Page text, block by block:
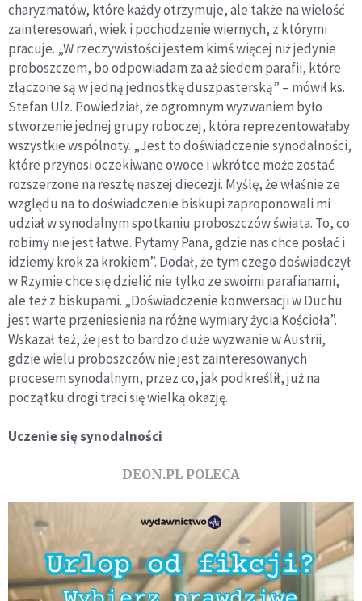
charyzmatów, które każdy otrzymuje, ale także na wielość
zainteresowań, wiek i pochodzenie wiernych, z którymi
pracuje. „W rzeczywistości jestem kimś więcej niż jedynie
proboszczem, bo odpowiadam za aż siedem parafii, które
złączone są w jedną jednostkę duszpasterską” – mówił ks.
Stefan Ulz. Powiedział, że ogromnym wyzwaniem było
stworzenie jednej grupy roboczej, która reprezentowałaby
wszystkie wspólnoty. „Jest to doświadczenie synodalności,
które przynosi oczekiwane owoce i wkrótce może zostać
rozszerzone na resztę naszej diecezji. Myślę, że właśnie ze
względu na to doświadczenie biskupi zaproponowali mi
udział w synodalnym spotkaniu proboszczów świata. To, co
robimy nie jest łatwe. Pytamy Pana, gdzie nas chce posłać i
idziemy krok za krokiem”. Dodał, że tym czego doświadczył
w Rzymie chce się dzielić nie tylko ze swoimi parafianami,
ale też z biskupami. „Doświadczenie konwersacji w Duchu
jest warte przeniesienia na różne wymiary życia Kościoła”.
Wskazał też, że jest to bardzo duże wyzwanie w Austrii,
gdzie wielu proboszczów nie jest zainteresowanych
procesem synodalnym, przez co, jak podkreślił, już na
początku drogi traci się wielką okazję.
Uczenie się synodalności
DEON.PL POLECA